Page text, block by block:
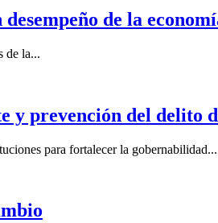
de la
de la...
y prevención del delito
para fortalecer la gobernabilidad...